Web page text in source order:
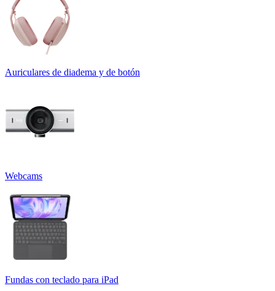
Auriculares de diadema y de botón
Webcams
Fundas con teclado para iPad